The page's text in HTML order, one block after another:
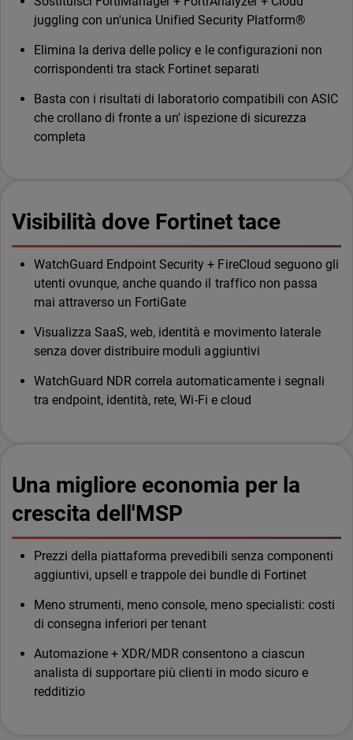
juggling con un'unica Unified Security Platform®
Elimina la deriva delle policy e le configurazioni non
corrispondenti tra stack Fortinet separati
Basta con i risultati di laboratorio compatibili con ASIC
che crollano di fronte a un' ispezione di sicurezza
completa
Visibilità dove Fortinet tace
WatchGuard Endpoint Security + FireCloud seguono gli
utenti ovunque, anche quando il traffico non passa
mai attraverso un FortiGate
Visualizza SaaS, web, identità e movimento laterale
senza dover distribuire moduli aggiuntivi
WatchGuard NDR correla automaticamente i segnali
tra endpoint, identità, rete, Wi-Fi e cloud
Una migliore economia per la
crescita dell'MSP
Prezzi della piattaforma prevedibili senza componenti
aggiuntivi, upsell e trappole dei bundle di Fortinet
Meno strumenti, meno console, meno specialisti: costi
di consegna inferiori per tenant
Automazione + XDR/MDR consentono a ciascun
analista di supportare più clienti in modo sicuro e
redditizio